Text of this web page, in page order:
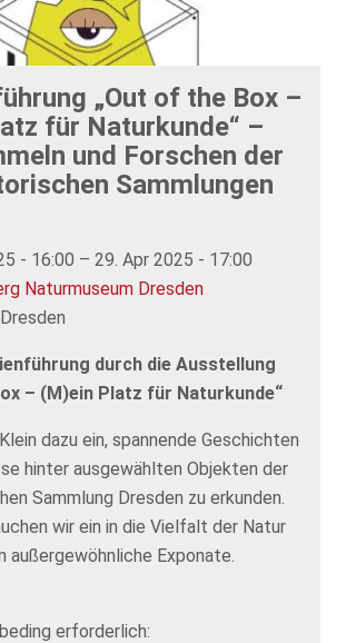
„Out of the Box –
für Naturkunde“ –
und Forschen der
Sammlungen
- 16:00 – 29. Apr 2025 - 17:00
Naturmuseum Dresden
durch die Ausstellung
– (M)ein Platz für Naturkunde“
dazu ein, spannende Geschichten
hinter ausgewählten Objekten der
Sammlung Dresden zu erkunden.
wir ein in die Vielfalt der Natur
außergewöhnliche Exponate.
erforderlich: